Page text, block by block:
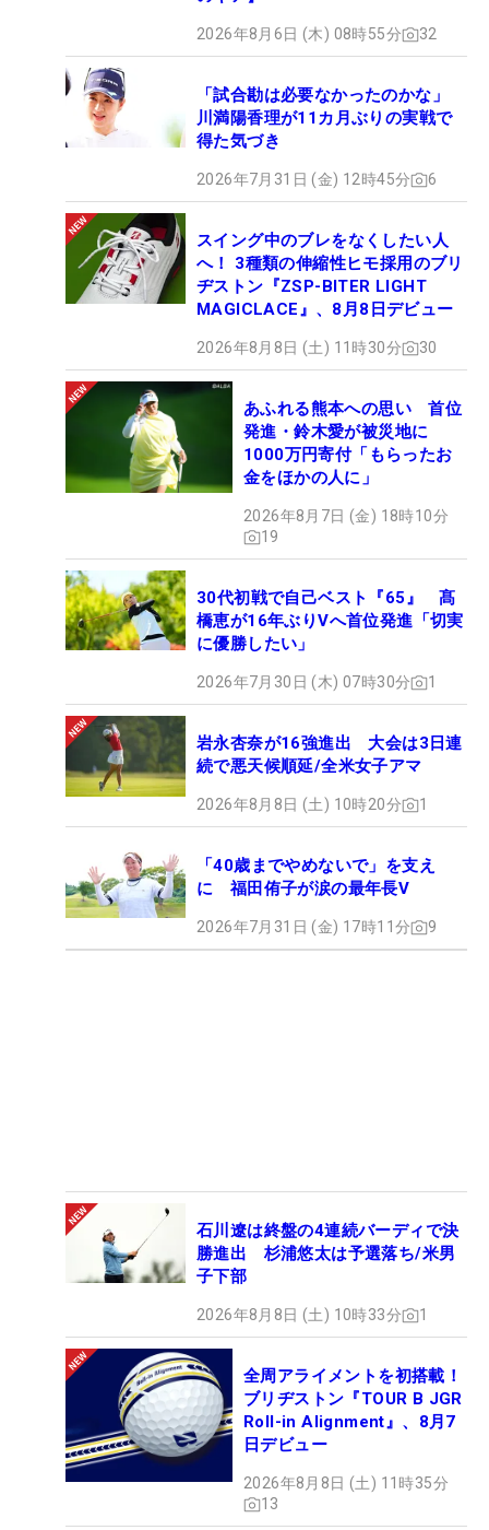
2026年8月6日 (木) 08時55分 32
「試合勘は必要なかったのかな」
川満陽香理が11カ月ぶりの実戦で
得た気づき
2026年7月31日 (金) 12時45分 6
スイング中のブレをなくしたい人
へ！ 3種類の伸縮性ヒモ採用のブリ
ヂストン『ZSP-BITER LIGHT
MAGICLACE』、8月8日デビュー
2026年8月8日 (土) 11時30分 30
あふれる熊本への思い 首位
発進・鈴木愛が被災地に
1000万円寄付「もらったお
金をほかの人に」
2026年8月7日 (金) 18時10分
19
30代初戦で自己ベスト『65』 髙
橋恵が16年ぶりVへ首位発進「切実
に優勝したい」
2026年7月30日 (木) 07時30分 1
岩永杏奈が16強進出 大会は3日連
続で悪天候順延/全米女子アマ
2026年8月8日 (土) 10時20分 1
「40歳までやめないで」を支え
に 福田侑子が涙の最年長V
2026年7月31日 (金) 17時11分 9
石川遼は終盤の4連続バーディで決
勝進出 杉浦悠太は予選落ち/米男
子下部
2026年8月8日 (土) 10時33分 1
全周アライメントを初搭載！
ブリヂストン『TOUR B JGR
Roll-in Alignment』、8月7
日デビュー
2026年8月8日 (土) 11時35分
13